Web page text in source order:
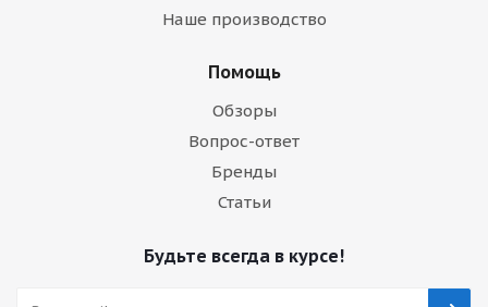
Наше производство
Помощь
Обзоры
Вопрос-ответ
Бренды
Статьи
Будьте всегда в курсе!